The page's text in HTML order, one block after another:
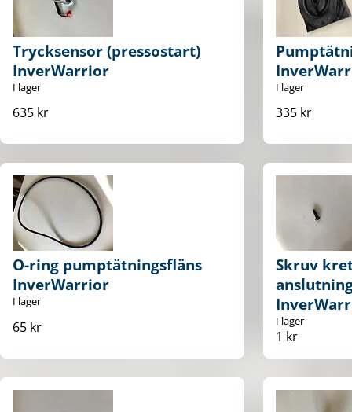
Trycksensor (pressostart)
InverWarrior
I lager
635 kr
I lager
335 kr
O-ring pumptätningsfläns
InverWarrior
I lager
65 kr
Skruv
I lager
1 kr